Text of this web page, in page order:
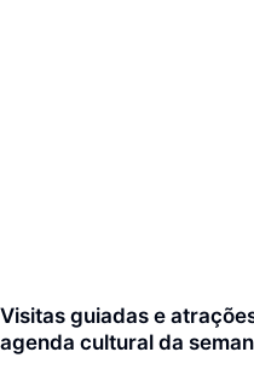
Visitas guiadas e
agenda cultural da